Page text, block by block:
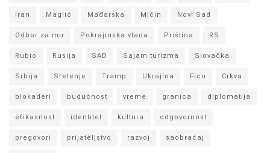
Iran Maglić Mađarska Mićin Novi Sad
Odbor za mir Pokrajinska vlada Priština RS
Rubio Rusija SAD Sajam turizma Slovačka
Srbija Sretenje Tramp Ukrajina Fico Crkva
blokaderi budućnost vreme granica diplomatija
efikasnost identitet kultura odgovornost
pregovori prijateljstvo razvoj saobraćaj